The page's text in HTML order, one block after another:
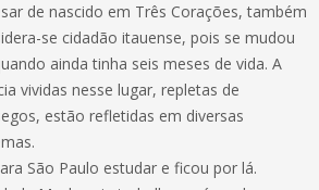
de nascido em Três Corações, também
se cidadão itauense, pois se mudou
ainda tinha seis meses de vida. A
vividas nesse lugar, repletas de
estão refletidas em diversas
São Paulo estudar e ficou por lá.